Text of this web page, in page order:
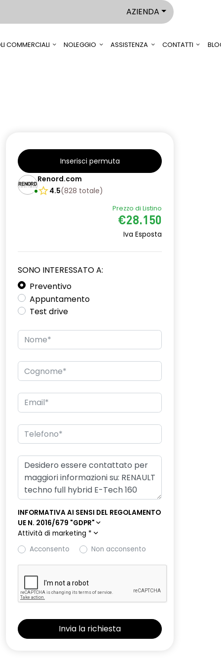
AZIENDA
COMMERCIALI NOLEGGIO ASSISTENZA CONTATTI
Inserisci permuta
Renord.com
4.5(828 totale)
Prezzo di Listino
€28.150
Iva Esposta
SONO INTERESSATO A:
Preventivo
Appuntamento
Test drive
INFORMATIVA AI SENSI DEL REGOLAMENTO
UE N. 2016/679 "GDPR"
Attività di marketing *
Acconsento
Non acconsento